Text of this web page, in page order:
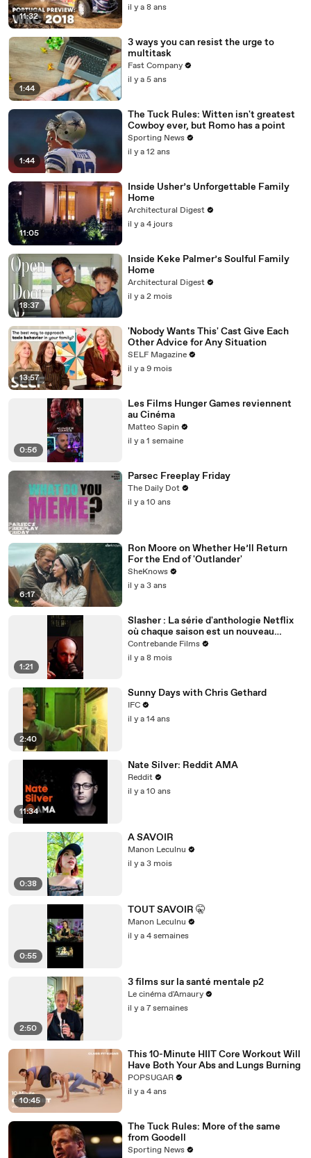
11:32
il y a 8 ans
1:44
3 ways you can resist the urge to
multitask
Fast Company
il y a 5 ans
1:44
The Tuck Rules: Witten isn't greatest
Cowboy ever, but Romo has a point
Sporting News
il y a 12 ans
11:05
Inside Usher’s Unforgettable Family
Home
Architectural Digest
il y a 4 jours
18:37
Inside Keke Palmer’s Soulful Family
Home
Architectural Digest
il y a 2 mois
13:57
'Nobody Wants This' Cast Give Each
Other Advice for Any Situation
SELF Magazine
il y a 9 mois
0:56
Les Films Hunger Games reviennent
au Cinéma
Matteo Sapin
il y a 1 semaine
Parsec Freeplay Friday
The Daily Dot
il y a 10 ans
6:17
Ron Moore on Whether He’ll Return
For the End of 'Outlander'
SheKnows
il y a 3 ans
1:21
Slasher : La série d'anthologie Netflix
où chaque saison est un nouveau
massacre intelligent et jouissif
Contrebande Films
il y a 8 mois
2:40
Sunny Days with Chris Gethard
IFC
il y a 14 ans
11:34
Nate Silver: Reddit AMA
Reddit
il y a 10 ans
0:38
A SAVOIR
Manon Leculnu
il y a 3 mois
0:55
TOUT SAVOIR 🤫
Manon Leculnu
il y a 4 semaines
2:50
3 films sur la santé mentale p2
Le cinéma d'Amaury
il y a 7 semaines
10:45
This 10-Minute HIIT Core Workout Will
Have Both Your Abs and Lungs Burning
POPSUGAR
il y a 4 ans
The Tuck Rules: More of the same
from Goodell
Sporting News